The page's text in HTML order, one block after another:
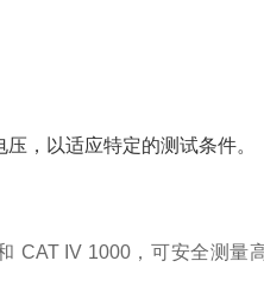
，以适应特定的测试条件。
CAT IV 1000，可安全测量